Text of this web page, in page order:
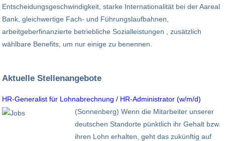
Entscheidungsgeschwindigkeit, starke Internationalität bei der Aareal
Bank, gleichwertige Fach- und Führungslaufbahnen,
arbeitgeberfinanzierte betriebliche Sozialleistungen , zusätzlich
wählbare Benefits, um nur einige zu benennen.
Aktuelle Stellenangebote
HR-Generalist für Lohnabrechnung / HR-Administrator (w/m/d)
(Sonnenberg) Wenn die Mitarbeiter unserer
deutschen Standorte pünktlich ihr Gehalt bzw.
ihren Lohn erhalten, geht das zukünftig auf